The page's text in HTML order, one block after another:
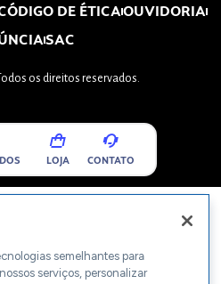
DE ÉTICAOUVIDORIA
SAC
os direitos reservados.
LOJA CONTATO
semelhantes para
serviços, personalizar